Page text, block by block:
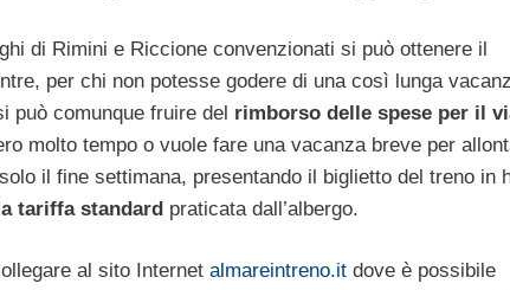
di Rimini e Riccione convenzionati si può ottenere il
per chi non potesse godere di una così lunga
può comunque fruire del rimborso delle spese per il
molto tempo o vuole fare una vacanza breve per
il fine settimana, presentando il biglietto del treno in
tariffa standard praticata dall’albergo.
al sito Internet almareintreno.it dove è possibile